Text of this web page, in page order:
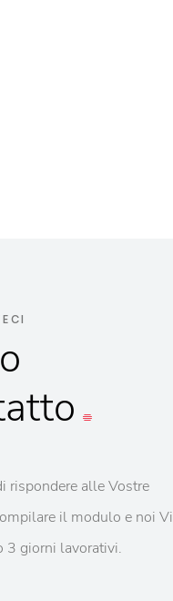
rispondere alle Vostre
il modulo e noi Vi
3 giorni lavorativi.